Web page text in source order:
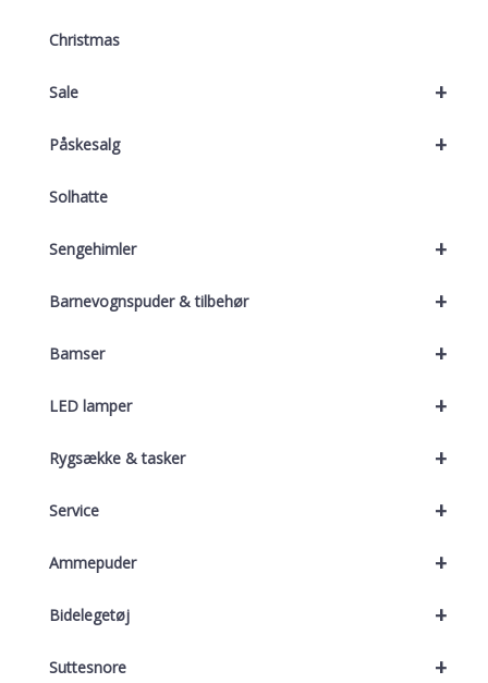
Christmas
+
Sale
+
Påskesalg
Solhatte
+
Sengehimler
+
Barnevognspuder & tilbehør
+
Bamser
+
LED lamper
+
Rygsække & tasker
+
Service
+
Ammepuder
+
Bidelegetøj
+
Suttesnore